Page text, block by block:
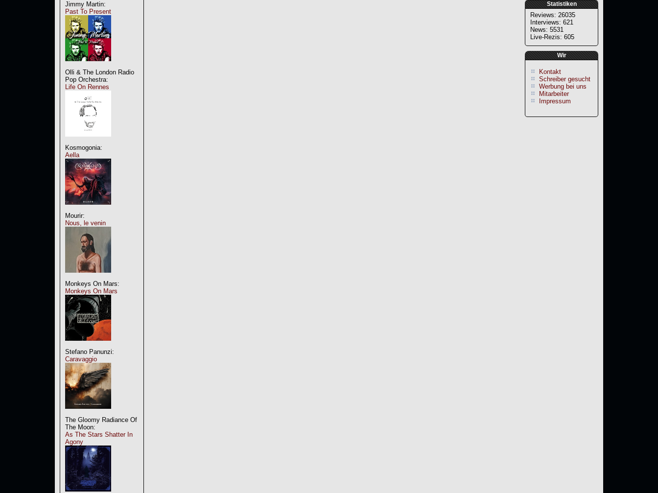
Jimmy Martin:
Past To Present
Olli & The London Radio
Pop Orchestra:
Life On Rennes
Kosmogonia:
Aella
Mourir:
Nous, le venin
Monkeys On Mars:
Monkeys On Mars
Stefano Panunzi:
Caravaggio
The Gloomy Radiance Of
The Moon:
As The Stars Shatter In
Agony
Statistiken
Reviews: 26035
Interviews: 621
News: 5531
Live-Rezis: 605
Wir
Kontakt
Schreiber gesucht
Werbung bei uns
Mitarbeiter
Impressum